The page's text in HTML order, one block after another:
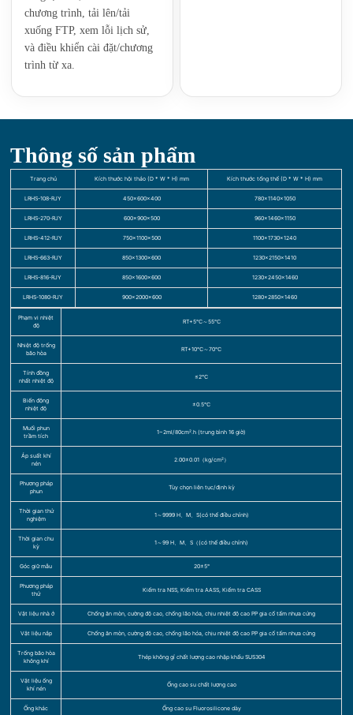
chương trình, tải lên/tải
xuống FTP, xem lỗi lịch sử,
và điều khiển cài đặt/chương
trình từ xa.
Thông số sản phẩm
Trang chủ Kích thước hội thảo (D * W * H) mm Kích thước tổng thể (D * W * H) mm
LRHS-108-RJY 450×600×400 780×1140×1050
LRHS-270-RJY 600×900×500 960×1460×1150
LRHS-412-RJY 750×1100×500 1100×1730×1240
LRHS-663-RJY 850×1300×600 1230×2150×1410
LRHS-816-RJY 850×1600×600 1230×2450×1460
LRHS-1080-RJY 900×2000×600 1280×2850×1460
Phạm vi nhiệt
độ
RT+5℃～55℃
Nhiệt độ trống
bão hòa
RT+10℃～70℃
Tính đồng
nhất nhiệt độ
≤2℃
Biến động
nhiệt độ
±0.5℃
Muối phun
trầm tích
1~2ml/80cm².h (trung bình 16 giờ)
Áp suất khí
nén
2.00±0.01（kg/cm²）
Phương pháp
phun
Tùy chọn liên tục/định kỳ
Thời gian thử
nghiệm
1～9999 H、M、S(có thể điều chỉnh)
Thời gian chu
kỳ
1～99 H、M、S（(có thể điều chỉnh)
Góc giữ mẫu 20±5°
Phương pháp
thử
Kiểm tra NSS, Kiểm tra AASS, Kiểm tra CASS
Vật liệu nhà ở Chống ăn mòn, cường độ cao, chống lão hóa, chịu nhiệt độ cao PP gia cố tấm nhựa cứng
Vật liệu nắp Chống ăn mòn, cường độ cao, chống lão hóa, chịu nhiệt độ cao PP gia cố tấm nhựa cứng
Trống bão hòa
không khí
Thép không gỉ chất lượng cao nhập khẩu SUS304
Vật liệu ống
khí nén
Ống cao su chất lượng cao
Ống khác Ống cao su Fluorosilicone dày